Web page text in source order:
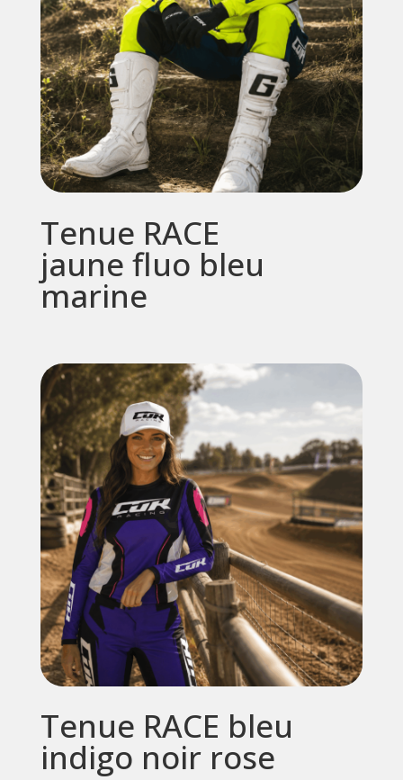
Tenue RACE
jaune fluo bleu
marine
Tenue RACE bleu
indigo noir rose